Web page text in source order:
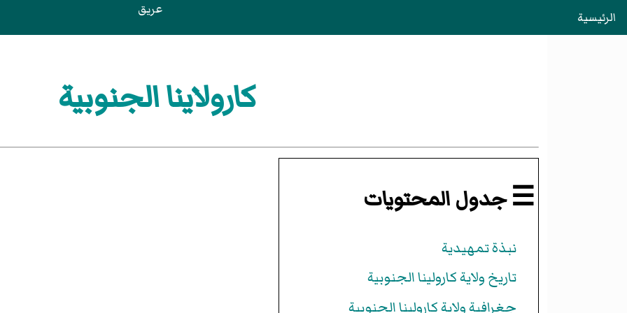
الرئيسية عريق
كارولاينا الجنوبية
☰ جدول المحتويات
نبذة تمهيدية
تاريخ ولاية كارولينا الجنوبية
جغرافية ولاية كارولينا الجنوبية